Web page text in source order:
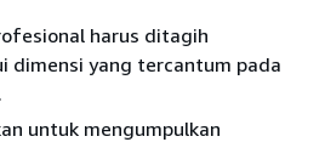
harus ditagih
dimensi yang tercantum pada
untuk mengumpulkan